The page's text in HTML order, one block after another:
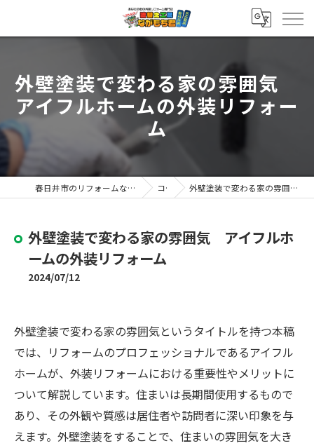
外壁塗装で変わる家の雰囲気
アイフルホームの外装リフォー
ム
春日井市のリフォームなら塗替え工房ながもち君 春日井店 コラム 外壁塗装で変わる家の雰囲気 アイフルホームの外装リフォーム
外壁塗装で変わる家の雰囲気 アイフルホ
ームの外装リフォーム
2024/07/12
外壁塗装で変わる家の雰囲気というタイトルを持つ本稿
では、リフォームのプロフェッショナルであるアイフル
ホームが、外装リフォームにおける重要性やメリットに
ついて解説しています。住まいは長期間使用するもので
あり、その外観や質感は居住者や訪問者に深い印象を与
えます。外壁塗装をすることで、住まいの雰囲気を大き